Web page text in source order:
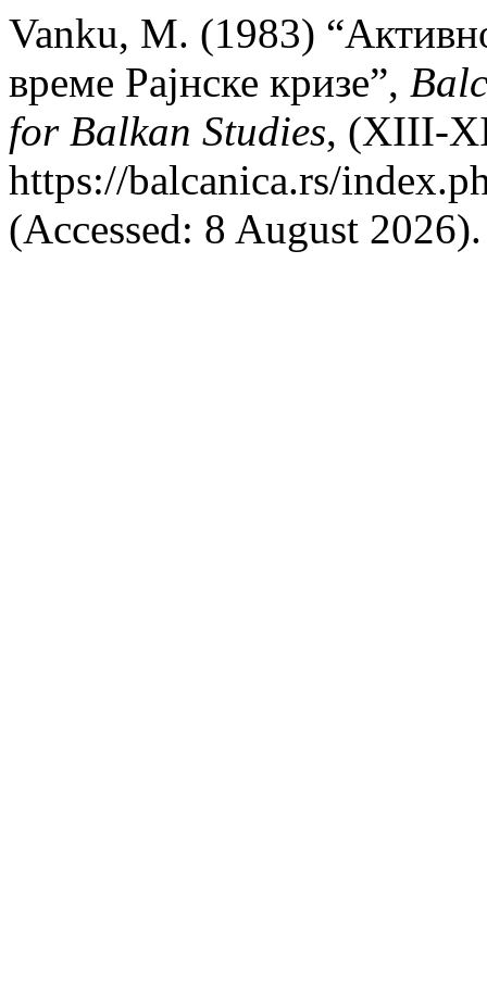
Vanku, M. (1983)
време Рајнске кризе”,
for Balkan Studies, (XIII-
https://balcanica.rs/
(Accessed: 8 August 2026).